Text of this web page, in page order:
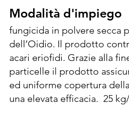
Modalità d'impiego
Modalità d'impiego
fungicida in polvere secca
dell’Oidio. Il prodotto
acari eriofidi. Grazie alla
particelle il prodotto
ed uniforme copertura
una elevata efficacia.  25